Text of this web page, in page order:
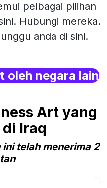
pelbagai pilihan
Hubungi mereka.
anda di sini.
oleh negara lain
Art yang
Iraq
telah menerima 2